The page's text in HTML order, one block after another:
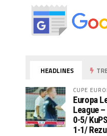
HEADLINES
CUPE
Europa
League
0-5/
1-1/